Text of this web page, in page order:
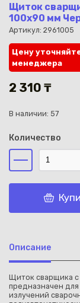
Щиток
100х90 мм
Артикул: 2961005
Цену
менеджера
2 310 ₸
В наличии: 57
Количество
Описание
Щиток сварщика с
предназначен
излучений